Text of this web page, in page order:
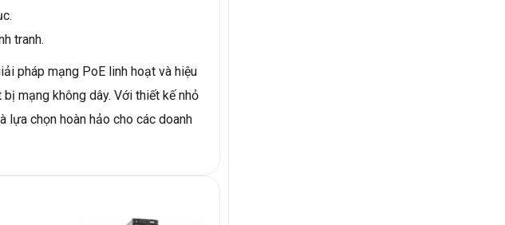
tranh.
pháp mạng PoE linh hoạt và hiệu
mạng không dây. Với thiết kế nhỏ
lựa chọn hoàn hảo cho các doanh